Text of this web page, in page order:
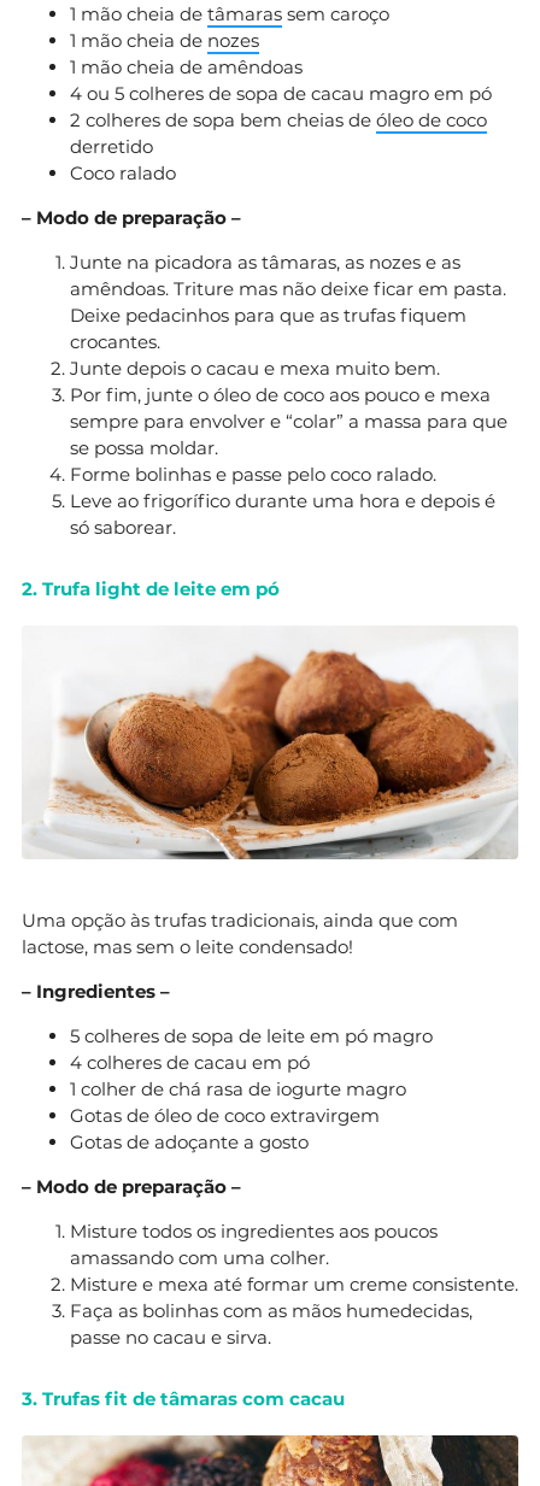
1 mão cheia de tâmaras sem caroço
1 mão cheia de nozes
1 mão cheia de amêndoas
4 ou 5 colheres de sopa de cacau magro em pó
2 colheres de sopa bem cheias de óleo de coco
derretido
Coco ralado
– Modo de preparação –
Junte na picadora as tâmaras, as nozes e as
amêndoas. Triture mas não deixe ficar em pasta.
Deixe pedacinhos para que as trufas fiquem
crocantes.
Junte depois o cacau e mexa muito bem.
Por fim, junte o óleo de coco aos pouco e mexa
sempre para envolver e “colar” a massa para que
se possa moldar.
Forme bolinhas e passe pelo coco ralado.
Leve ao frigorífico durante uma hora e depois é
só saborear.
2. Trufa light de leite em pó
Uma opção às trufas tradicionais, ainda que com
lactose, mas sem o leite condensado!
– Ingredientes –
5 colheres de sopa de leite em pó magro
4 colheres de cacau em pó
1 colher de chá rasa de iogurte magro
Gotas de óleo de coco extravirgem
Gotas de adoçante a gosto
– Modo de preparação –
Misture todos os ingredientes aos poucos
amassando com uma colher.
Misture e mexa até formar um creme consistente.
Faça as bolinhas com as mãos humedecidas,
passe no cacau e sirva.
3. Trufas fit de tâmaras com cacau